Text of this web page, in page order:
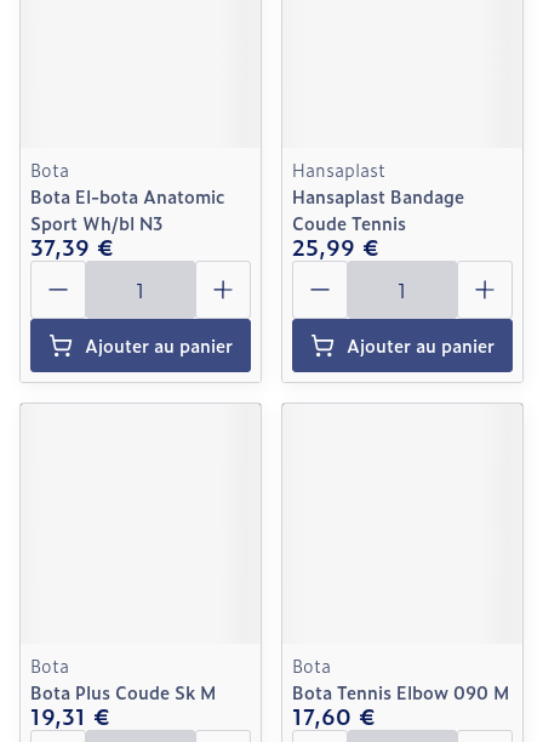
Bota
Bota El-bota Anatomic
Sport Wh/bl N3
37,39 €
Quantité
Ajouter au panier
Hansaplast
Hansaplast Bandage
Coude Tennis
25,99 €
Quantité
Ajouter au panier
Bota
Bota Plus Coude Sk M
19,31 €
Bota
Bota Tennis Elbow 090 M
17,60 €